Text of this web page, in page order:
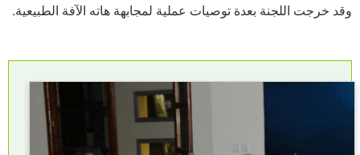
وقد خرجت اللجنة بعدة توصيات عملية لمجابهة هاته الآفة الطبيعية.